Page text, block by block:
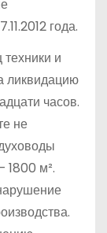
года.
и
ликвидацию
часов.
не
1800 м².